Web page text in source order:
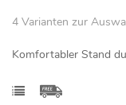
4 Varianten zur
Komfortabler Stand